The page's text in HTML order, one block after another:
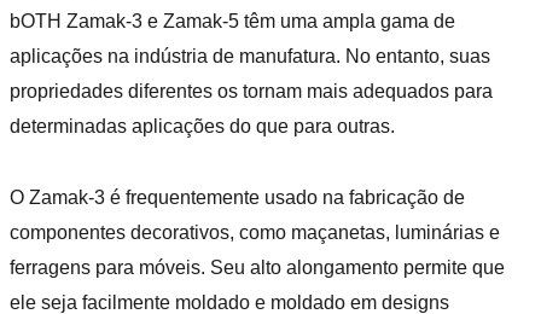
bOTH Zamak-3 e Zamak-5 têm uma ampla gama de
aplicações na indústria de manufatura. No entanto, suas
propriedades diferentes os tornam mais adequados para
determinadas aplicações do que para outras.
O Zamak-3 é frequentemente usado na fabricação de
componentes decorativos, como maçanetas, luminárias e
ferragens para móveis. Seu alto alongamento permite que
ele seja facilmente moldado e moldado em designs